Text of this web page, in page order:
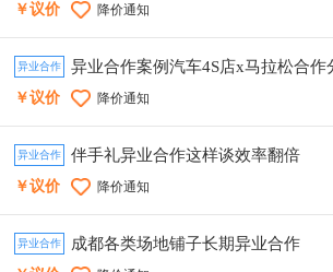
￥议价 降价通知
异业合作 异业合作案例汽车4S店x马拉松合作
￥议价 降价通知
异业合作 伴手礼异业合作这样谈效率翻倍
￥议价 降价通知
异业合作 成都各类场地铺子长期异业合作